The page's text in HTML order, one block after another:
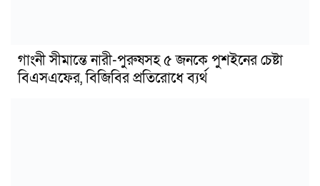
গাংনী সীমান্তে নারী-পুরুষসহ ৫ জনকে পুশইনের চেষ্টা
বিএসএফের, বিজিবির প্রতিরোধে ব্যর্থ